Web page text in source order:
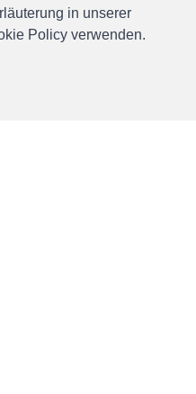
in unserer
Policy verwenden.